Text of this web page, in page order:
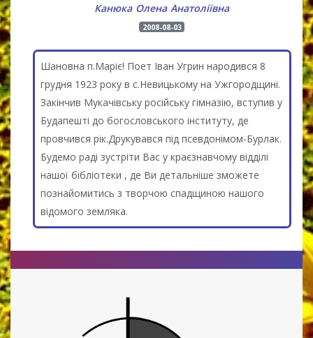
Канюка Олена Анатоліївна
2008-08-03
Шановна п.Маріє! Поет Іван Угрин народився 8
грудня 1923 року в с.Невицькому на Ужгородщині.
Закінчив Мукачівську російську гімназію, вступив у
Будапешті до богословського інституту, де
провчився рік.Друкувався під псевдонімом-Бурлак.
Будемо раді зустріти Вас у краєзнавчому відділі
нашої бібліотеки , де Ви детальніше зможете
познайомитись з творчою спадщиною нашого
відомого земляка.